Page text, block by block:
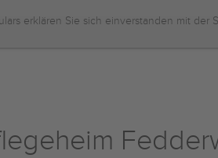
erklären Sie sich einverstanden mit